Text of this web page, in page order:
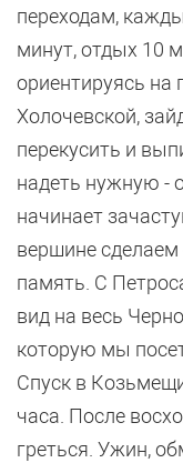
переходам,
минут, отдых 10
ориентируясь на
Холочевской,
перекусить и
надеть нужную -
начинает
вершине сделаем
память. С
вид на весь
которую мы
Спуск в
часа. После
греться. Ужин,